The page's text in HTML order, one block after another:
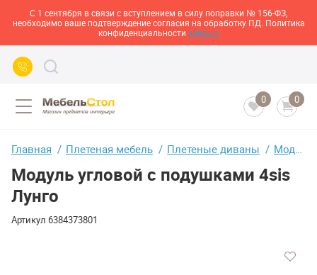
С 1 сентября в связи с вступлением в силу поправки № 156-ФЗ,
необходимо ваше подтверждение согласия на обработку ПД. Политика
конфиденциальности здесь>>
0 0
Главная Плетеная мебель Плетеные диваны Модуль угловой с подушками 4sis Лунго
Модуль угловой с подушками 4sis
Лунго
Артикул 6384373801